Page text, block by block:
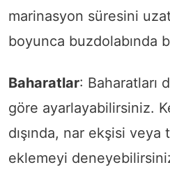
marinasyon süresini
boyunca buzdolabında
Baharatlar: Baharatları
göre ayarlayabilirsiniz.
dışında, nar ekşisi veya
eklemeyi